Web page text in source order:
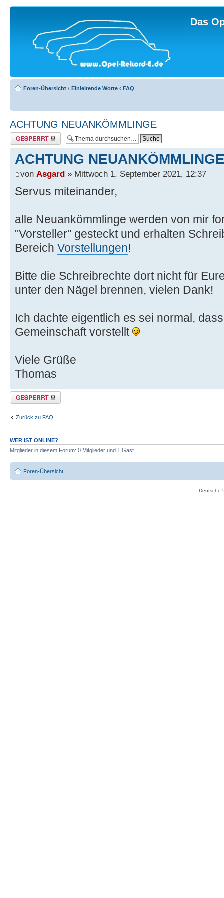
Das
Foren-Übersicht ‹ Einleitende Worte ‹ FAQ
ACHTUNG NEUANKÖMMLINGE
Thema gesperrt
ACHTUNG
von Asgard » Mittwoch 1. September 2021, 12:37
Servus miteinander,
alle Neuankömmlinge werden von mir
"Vorsteller" gesteckt und erhalten
Bereich Vorstellungen!
Bitte die Schreibrechte dort nicht für
unter den Nägel brennen, vielen Dank!
Ich dachte eigentlich es sei normal,
Gemeinschaft vorstellt
Viele Grüße
Thomas
Thema gesperrt
Zurück zu FAQ
WER IST ONLINE?
Mitglieder in diesem Forum: 0 Mitglieder und 1 Gast
Foren-Übersicht
Deutsche